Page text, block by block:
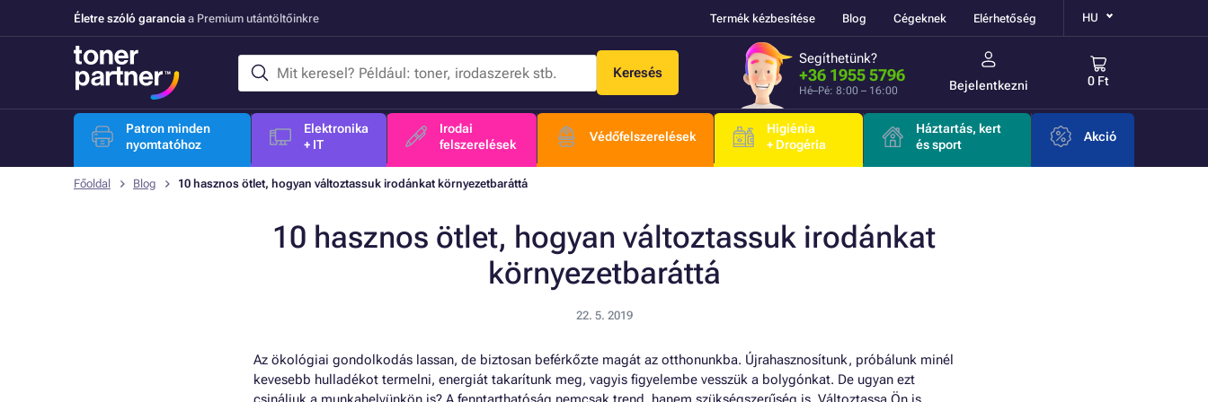
Életre szóló garancia a Premium utántöltőinkre Termék kézbesítése Blog Cégeknek Elérhetőség HU
Keresés
Segíthetünk?
+36 1955 5796
Hé–Pé: 8:00 – 16:00 Bejelentkezni 0 Ft
Patron minden
nyomtatóhoz
Elektronika
+ IT
Irodai
felszerelések
Védőfelszerelések
Higiénia
+ Drogéria
Háztartás, kert
és sport
Akció
Főoldal Blog 10 hasznos ötlet, hogyan változtassuk irodánkat környezetbaráttá
10 hasznos ötlet, hogyan változtassuk irodánkat
környezetbaráttá
22. 5. 2019
Az ökológiai gondolkodás lassan, de biztosan beférkőzte magát az otthonunkba. Újrahasznosítunk, próbálunk minél
kevesebb hulladékot termelni, energiát takarítunk meg, vagyis figyelembe vesszük a bolygónkat. De ugyan ezt